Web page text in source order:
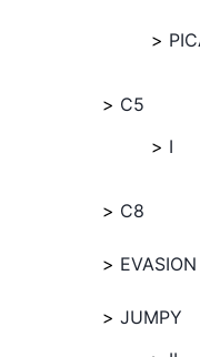
C5
I
C8
EVASION
JUMPY